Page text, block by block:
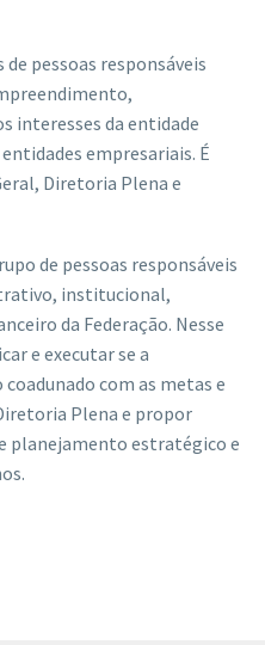
de pessoas responsáveis
interesses da entidade
empresariais. É
Diretoria Plena e
de pessoas responsáveis
institucional,
da Federação. Nesse
e executar se a
com as metas e
Plena e propor
planejamento estratégico e